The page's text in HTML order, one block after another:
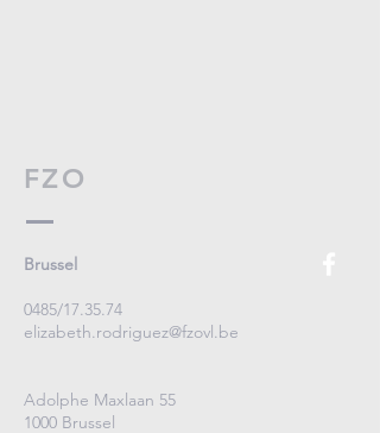
FZO
Brussel
0485/17.35.74
elizabeth.rodriguez@fzovl.be
Adolphe Maxlaan 55
1000 Brussel